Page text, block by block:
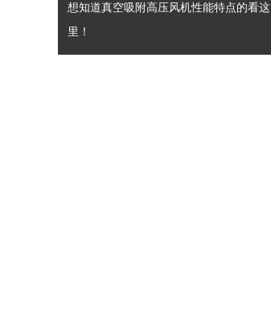
想知道真空吸附高压风机性能特点的看这
里！